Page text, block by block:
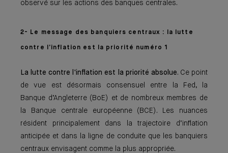
observé sur les actions des banques centrales.
2- Le message des banquiers centraux : la lutte
contre l’inflation est la priorité numéro 1
La lutte contre l'inflation est la priorité absolue. Ce point
de vue est désormais consensuel entre la Fed, la
Banque d’Angleterre (BoE) et de nombreux membres de
la Banque centrale européenne (BCE). Les nuances
résident principalement dans la trajectoire d’inflation
anticipée et dans la ligne de conduite que les banquiers
centraux envisagent comme la plus appropriée.